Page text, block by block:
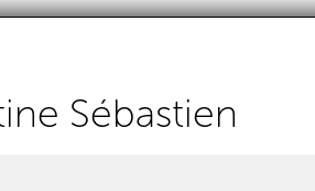
Aller au
Sébastien